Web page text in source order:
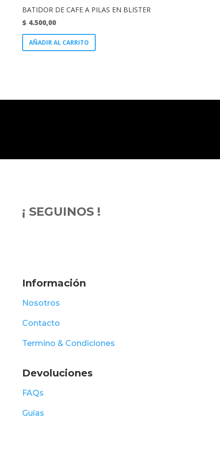
BATIDOR DE CAFE A PILAS EN BLISTER
$4.500,00
AÑADIR AL CARRITO
¡ SEGUINOS !
Información
Nosotros
Contacto
Termino & Condiciones
Devoluciones
FAQs
Guías